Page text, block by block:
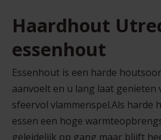
Haardhout
essenhout
Essenhout is een harde
aanvoelt en u lang laat genieten
sfeervol vlammenspel.Als harde
essen een hoge
geleidelijk op gang maar blijft